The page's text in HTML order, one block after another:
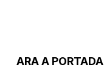
ARA A PORTADA